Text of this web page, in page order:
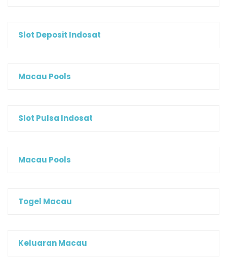
Slot Deposit Indosat
Macau Pools
Slot Pulsa Indosat
Macau Pools
Togel Macau
Keluaran Macau